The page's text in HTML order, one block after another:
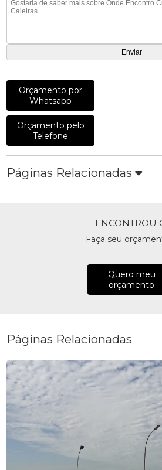
Orçamento por
Whatsapp
Orçamento pelo
Telefone
Páginas Relacionadas
ENCONTROU
Faça seu
Quero meu
orçamento
Páginas Relacionadas